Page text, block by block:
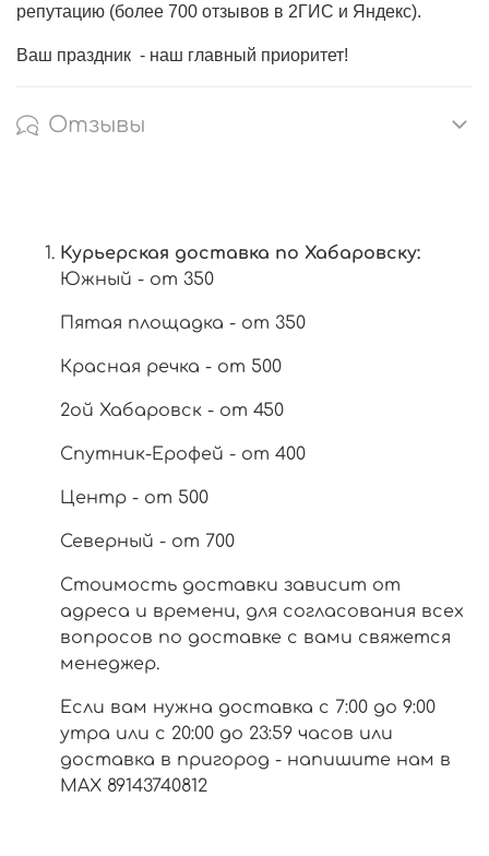
репутацию (более 700 отзывов в 2ГИС и Яндекс).
Ваш праздник - наш главный приоритет!
Отзывы
Курьерская доставка по Хабаровску:
Южный - от 350
Пятая площадка - от 350
Красная речка - от 500
2ой Хабаровск - от 450
Спутник-Ерофей - от 400
Центр - от 500
Северный - от 700
Стоимость доставки зависит от
адреса и времени, для согласования всех
вопросов по доставке с вами свяжется
менеджер.
Если вам нужна доставка с 7:00 до 9:00
утра или с 20:00 до 23:59 часов или
доставка в пригород - напишите нам в
МАХ 89143740812